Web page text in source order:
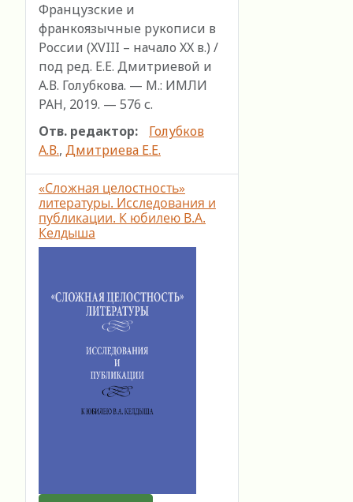
Французские и
франкоязычные рукописи в
России (XVIII – начало XX в.) /
под ред. Е.Е. Дмитриевой и
А.В. Голубкова. — М.: ИМЛИ
РАН, 2019. — 576 с.
Отв. редактор:
Голубков
А.В., Дмитриева Е.Е.
«Сложная целостность»
литературы. Исследования и
публикации. К юбилею В.А.
Келдыша